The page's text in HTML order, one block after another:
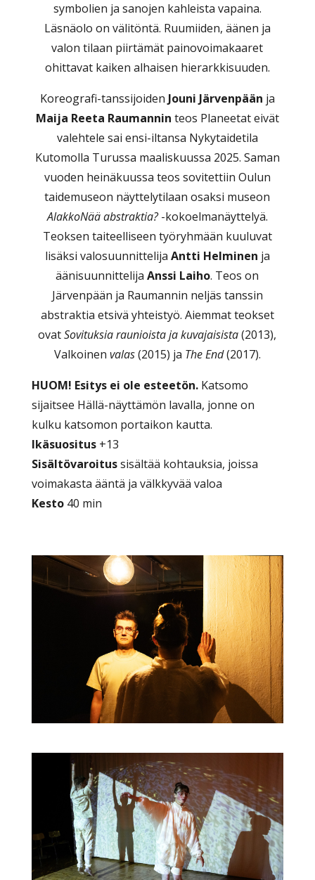
symbolien ja sanojen kahleista vapaina.
Läsnäolo on välitöntä. Ruumiiden, äänen ja
valon tilaan piirtämät painovoimakaaret
ohittavat kaiken alhaisen hierarkkisuuden.
Koreografi-tanssijoiden Jouni Järvenpään ja
Maija Reeta Raumannin teos Planeetat eivät
valehtele sai ensi-iltansa Nykytaidetila
Kutomolla Turussa maaliskuussa 2025. Saman
vuoden heinäkuussa teos sovitettiin Oulun
taidemuseon näyttelytilaan osaksi museon
AlakkoNää abstraktia?-kokoelmanäyttelyä.
Teoksen taiteelliseen työryhmään kuuluvat
lisäksi valosuunnittelija Antti Helminen ja
äänisuunnittelija Anssi Laiho. Teos on
Järvenpään ja Raumannin neljäs tanssin
abstraktia etsivä yhteistyö. Aiemmat teokset
ovatSovituksia raunioista ja kuvajaisista(2013),
Valkoinen valas(2015) ja The End(2017).
HUOM! Esitys ei ole esteetön.Katsomo
sijaitsee Hällä-näyttämön lavalla, jonne on
kulku katsomon portaikon kautta.
Ikäsuositus+13
Sisältövaroitussisältää kohtauksia, joissa
voimakasta ääntä ja välkkyvää valoa
Kesto40 min